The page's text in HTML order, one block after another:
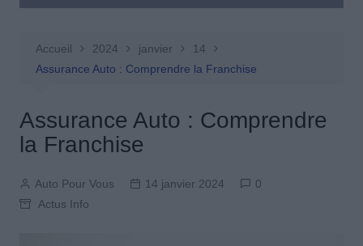
Accueil 2024 janvier
14
Assurance Auto : Comprendre la Franchise
Assurance Auto : Comprendre
la Franchise
Auto Pour Vous 14 janvier 2024
0
Actus Info